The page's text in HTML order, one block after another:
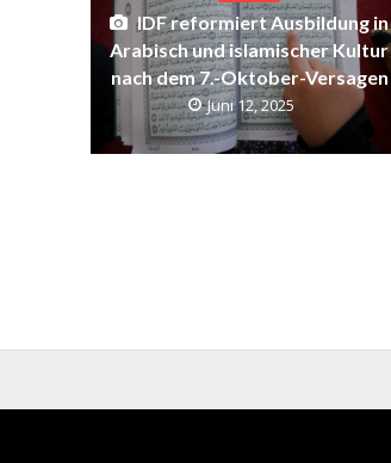
IDF reformiert Ausbildung in
Arabisch und islamischer Kultur
nach dem 7.-Oktober-Versagen
Juni 12, 2025